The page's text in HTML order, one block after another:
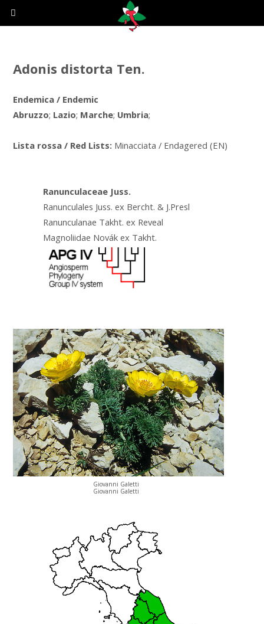
Adonis distorta Ten.
Endemica / Endemic
Abruzzo; Lazio; Marche; Umbria;
Lista rossa / Red Lists: Minacciata / Endagered (EN)
Ranunculaceae Juss.
Ranunculales Juss. ex Bercht. & J.Presl
Ranunculanae Takht. ex Reveal
Magnoliidae Novák ex Takht.
Giovanni Galetti
Giovanni Galetti